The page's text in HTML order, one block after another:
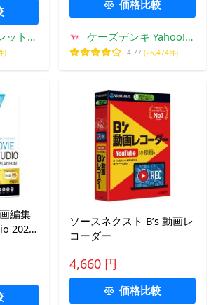
ットス
)
価格比較
ケーズデンキ Yahoo!シ
ョップ
4.77 (26,474件)
編集
2024
ソースネクスト B’s 動画レ
コーダー
4,660 円
価格比較